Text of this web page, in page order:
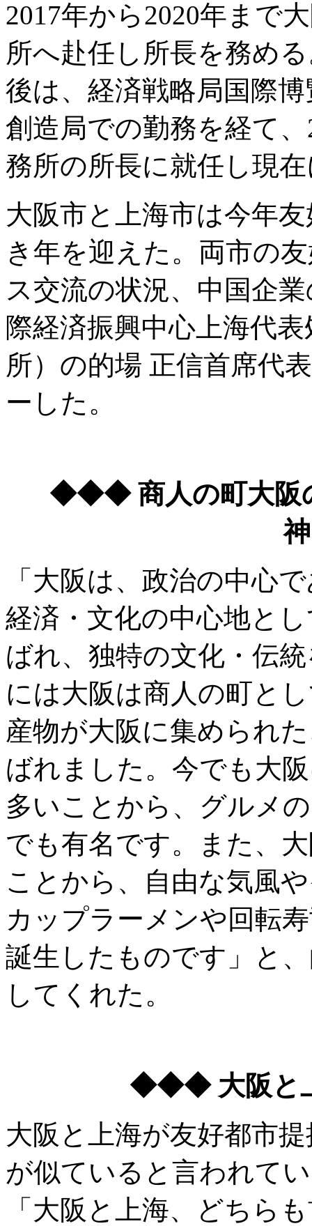
2017年から2020年まで
所へ赴任し所長を務め
後は、経済戦略局国際
創造局での勤務を経て
務所の所長に就任し現
大阪市と上海市は今年
き年を迎えた。両市の
ス交流の状況、中国企
際経済振興中心上海代
所）の的場 正信首席代
ーした。
◆◆◆ 商人の町大阪
「大阪は、政治の中心
経済・文化の中心地と
ばれ、独特の文化・伝
には大阪は商人の町と
産物が大阪に集められ
ばれました。今でも大
多いことから、グルメ
でも有名です。また、
ことから、自由な気風
カップラーメンや回転
誕生したものです」と
してくれた。
◆◆◆ 大阪と
大阪と上海が友好都市
が似ていると言われて
「大阪と上海、どちら